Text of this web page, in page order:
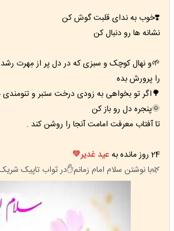
❣️خوب به ندای قلبت گوش کن
نشانه ها رو دنبال کن
🌱و نهال کوچک و سبزی که در دل پر از مِهرت
را پرورش بده
🌳اگر تو بخواهی به زودی درخت ستبر و
🌞پنجره دل رو باز کن
تا آفتاب معرفت امامت آنجا را روشن کند .
24 روز مانده به
عيد غدیر💚
🌿با نوشتن سلام امام زمانم✋در ثواب تاپیک